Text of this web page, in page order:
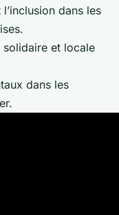
dans les
solidaire et locale
dans les